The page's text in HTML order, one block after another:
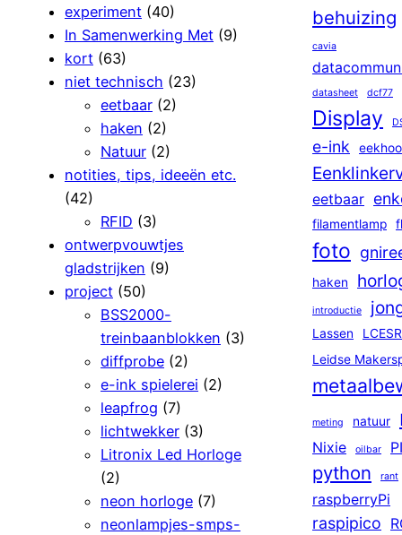
experiment (40)
In Samenwerking Met (9)
kort (63)
niet technisch (23)
eetbaar (2)
haken (2)
Natuur (2)
notities, tips, ideeën etc.
(42)
RFID (3)
ontwerpvouwtjes
gladstrijken (9)
project (50)
BSS2000-
treinbaanblokken (3)
diffprobe (2)
e-ink spielerei (2)
leapfrog (7)
lichtwekker (3)
Litronix Led Horloge
(2)
neon horloge (7)
neonlampjes-smps-
behuizing
cavia
datasheet dcf77
Display
e-ink
eetbaar
filamentlamp
foto
haken
introductie
Lassen
Leidse
meting natuur
Nixie oilbar
python rant
raspberryPi
raspipico